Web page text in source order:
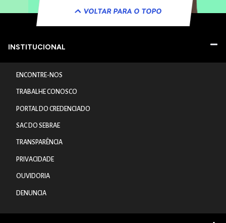
VOLTAR PARA O TOPO
INSTITUCIONAL
ENCONTRE-NOS
TRABALHE CONOSCO
PORTAL DO CREDENCIADO
SAC DO SEBRAE
TRANSPARÊNCIA
PRIVACIDADE
OUVIDORIA
DENUNCIA